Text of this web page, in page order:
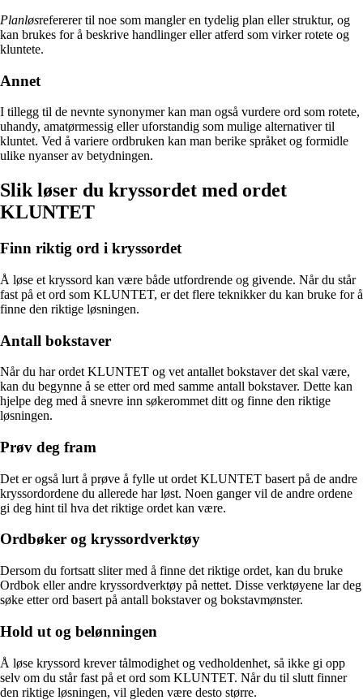
Planløsrefererer til noe som mangler en tydelig plan eller struktur, og
kan brukes for å beskrive handlinger eller atferd som virker rotete og
kluntete.
Annet
I tillegg til de nevnte synonymer kan man også vurdere ord som rotete,
uhandy, amatørmessig eller uforstandig som mulige alternativer til
kluntet. Ved å variere ordbruken kan man berike språket og formidle
ulike nyanser av betydningen.
Slik løser du kryssordet med ordet
KLUNTET
Finn riktig ord i kryssordet
Å løse et kryssord kan være både utfordrende og givende. Når du står
fast på et ord som KLUNTET, er det flere teknikker du kan bruke for å
finne den riktige løsningen.
Antall bokstaver
Når du har ordet KLUNTET og vet antallet bokstaver det skal være,
kan du begynne å se etter ord med samme antall bokstaver. Dette kan
hjelpe deg med å snevre inn søkerommet ditt og finne den riktige
løsningen.
Prøv deg fram
Det er også lurt å prøve å fylle ut ordet KLUNTET basert på de andre
kryssordordene du allerede har løst. Noen ganger vil de andre ordene
gi deg hint til hva det riktige ordet kan være.
Ordbøker og kryssordverktøy
Dersom du fortsatt sliter med å finne det riktige ordet, kan du bruke
Ordbok eller andre kryssordverktøy på nettet. Disse verktøyene lar deg
søke etter ord basert på antall bokstaver og bokstavmønster.
Hold ut og belønningen
Å løse kryssord krever tålmodighet og vedholdenhet, så ikke gi opp
selv om du står fast på et ord som KLUNTET. Når du til slutt finner
den riktige løsningen, vil gleden være desto større.